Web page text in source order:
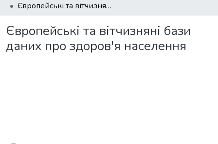
Європейські та вітчизняні бази даних про здоров'я населення
Європейські та вітчизняні бази
даних про здоров'я населення